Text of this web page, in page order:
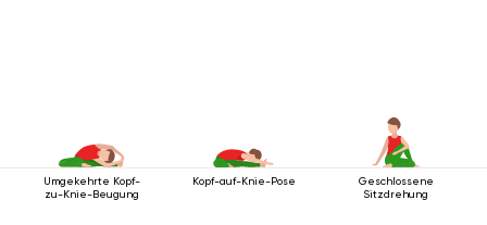
Umgekehrte Kopf-
zu-Knie-Beugung
Kopf-auf-Knie-Pose
Geschlossene
Sitzdrehung